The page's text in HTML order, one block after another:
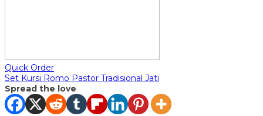
Quick Order
Set Kursi Romo Pastor Tradisional Jati
Spread the love